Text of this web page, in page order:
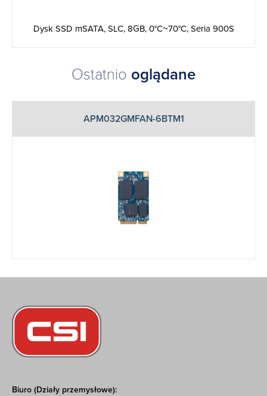
Dysk SSD mSATA, SLC, 8GB, 0°C~70°C, Seria 900S
Ostatnio oglądane
APM032GMFAN-6BTM1
Biuro (Działy przemysłowe):